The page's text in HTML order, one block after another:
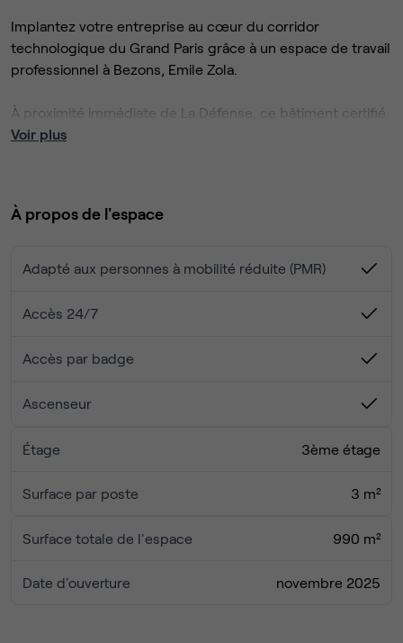
Implantez votre entreprise au cœur du corridor
technologique du Grand Paris grâce à un espace de travail
professionnel à Bezons, Emile Zola.
À proximité immédiate de La Défense, ce bâtiment certifié
WELL offre 990 m² alliant accessibilité (tramway T, 10 min
Regus Emile Zola propose des bureaux entièrement
réunion.
jusqu’à 10 personnes, cet emplacement s’adapte aussi
des conditions flexibles et des installations de premier
Voir plus
À propos de l'espace
Adapté aux personnes à mobilité réduite (PMR)
Accès 24/7
Accès par badge
Ascenseur
Étage 3ème étage
Surface par poste 3 m²
Surface totale de l'espace 990 m²
Date d'ouverture novembre 2025